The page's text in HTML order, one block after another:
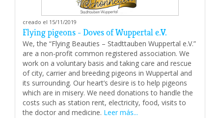
creado el 15/11/2019
Flying pigeons - Doves of Wuppertal e.V.
We, the “Flying Beauties – Stadttauben Wuppertal e.V.”
are a non-profit common registered association. We
work on a voluntary basis and taking care and rescue
of city, carrier and breeding pigeons in Wuppertal and
its surrounding. Our heart’s desire is to help pigeons
which are in misery. We need donations to handle the
costs such as station rent, electricity, food, visits to
the doctor and medicine. Leer más...